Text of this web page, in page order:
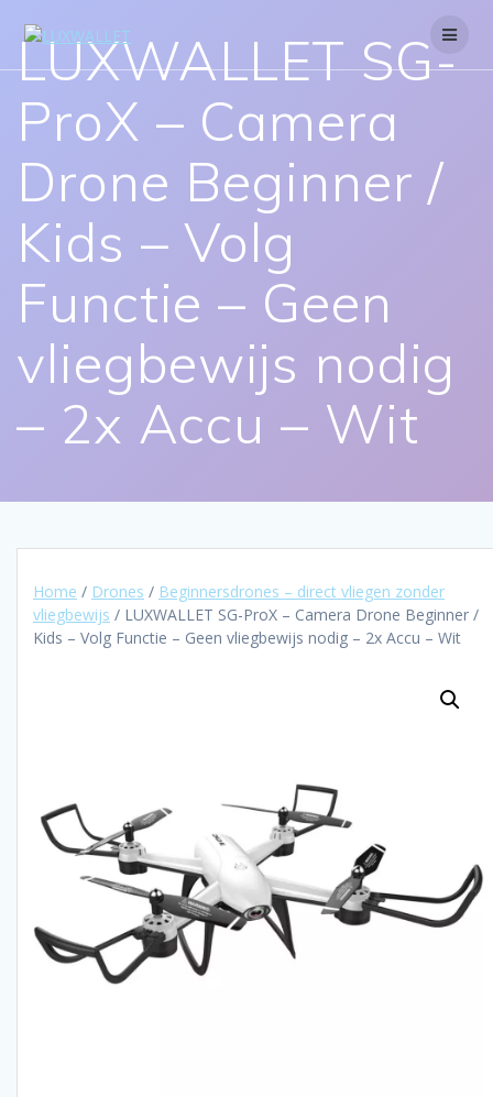
LUXWALLET SG-
ProX – Camera
Drone Beginner /
Kids – Volg
Functie – Geen
vliegbewijs nodig
– 2x Accu – Wit
Home / Drones / Beginnersdrones – direct vliegen zonder
vliegbewijs / LUXWALLET SG-ProX – Camera Drone Beginner /
Kids – Volg Functie – Geen vliegbewijs nodig – 2x Accu – Wit